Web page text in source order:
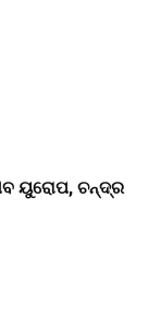
ୟୁରୋପ, ଚନ୍ଦ୍ର